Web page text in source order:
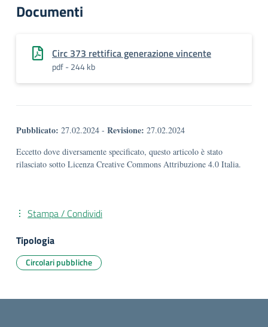
Documenti
Circ 373 rettifica generazione vincente
pdf - 244 kb
Pubblicato: 27.02.2024 - Revisione: 27.02.2024
Eccetto dove diversamente specificato, questo articolo è stato
rilasciato sotto Licenza Creative Commons Attribuzione 4.0 Italia.
Stampa / Condividi
Tipologia
Circolari pubbliche